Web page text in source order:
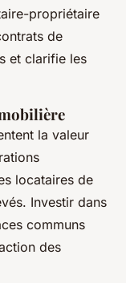
propriétaire
de
et clarifie les
la valeur
locataires de
Investir dans
communs
des